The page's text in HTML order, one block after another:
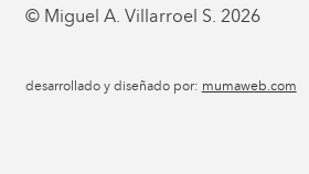
© Miguel A. Villarroel S. 2026
desarrollado y diseñado por: mumaweb.com